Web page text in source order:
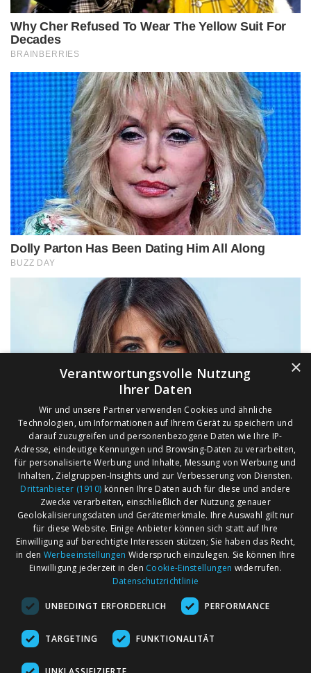
AGB
Impressum
Kontakt
Märkte nach Bundesländern
Märkte nach PLZ
Märkte nach Umkreis
Flohmarkt
×
Verantwortungsvolle Nutzung
Ihrer Daten
Wir und unsere Partner verwenden Cookies und ähnliche
Technologien, um Informationen auf Ihrem Gerät zu speichern und
darauf zuzugreifen und personenbezogene Daten wie Ihre IP-
Adresse, eindeutige Kennungen und Browsing-Daten zu verarbeiten,
für personalisierte Werbung und Inhalte, Messung von Werbung und
Inhalten, Zielgruppen-Insights und zur Verbesserung von Diensten.
Drittanbieter (1910) können Ihre Daten auch für diese und andere
Zwecke verarbeiten, einschließlich der Nutzung genauer
Geolokalisierungsdaten und Gerätemerkmale. Ihre Auswahl gilt nur
für diese Website. Einige Anbieter können sich statt auf Ihre
Einwilligung auf berechtigte Interessen stützen; Sie haben das Recht,
in den Werbeeinstellungen Widerspruch einzulegen. Sie können Ihre
Einwilligung jederzeit in den Cookie-Einstellungen widerrufen.
Datenschutzrichtlinie
UNBEDINGT ERFORDERLICH PERFORMANCE
TARGETING FUNKTIONALITÄT